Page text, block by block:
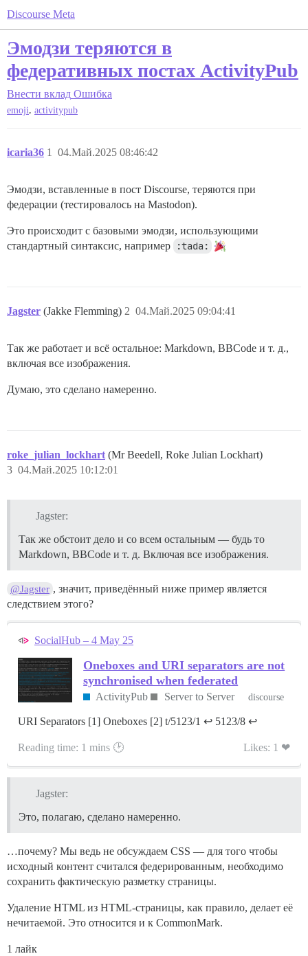
Discourse Meta
Эмодзи теряются в
федеративных постах ActivityPub
Внести вклад Ошибка
emoji, activitypub
icaria36 04.Май.2025 08:46:42
1
Эмодзи, вставленные в пост Discourse, теряются при
федерации (тестировалось на Mastodon).
Это происходит с базовыми эмодзи, использующими
стандартный синтаксис, например
:tada:
Jagster (Jakke Flemming) 04.Май.2025 09:04:41
2
Так же работает и всё остальное: Markdown, BBCode и т. д.,
включая все изображения.
Думаю, это сделано намеренно.
roke_julian_lockhart (Mr Beedell, Roke Julian Lockhart)
04.Май.2025 10:12:01
3
Jagster:
Так же обстоит дело и со всем остальным — будь то
Markdown, BBCode и т. д. Включая все изображения.
@Jagster , значит, приведённый ниже пример является
следствием этого?
SocialHub – 4 May 25
Oneboxes and URI separators are not
synchronised when federated
ActivityPub Server to Server discourse
URI Separators [1] Oneboxes [2] t/5123/1 ↩︎ 5123/8 ↩︎
Reading time: 1 mins 🕑 Likes: 1 ❤
Jagster:
Это, полагаю, сделано намеренно.
…почему? Мы ведь не обсуждаем CSS — для того чтобы
исходный контент считался федерированным, необходимо
сохранить фактическую разметку страницы.
Удаление HTML из HTML-страницы, как правило, делает её
нечитаемой. Это относится и к CommonMark.
1 лайк